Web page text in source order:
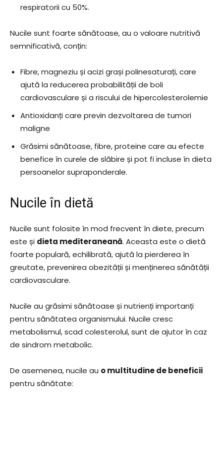
respiratorii cu 50%.
Nucile sunt foarte sănătoase, au o valoare nutritivă
semnificativă, conțin:
Fibre, magneziu și acizi grași polinesaturați, care
ajută la reducerea probabilității de boli
cardiovasculare și a riscului de hipercolesterolemie
Antioxidanți care previn dezvoltarea de tumori
maligne
Grăsimi sănătoase, fibre, proteine care au efecte
benefice în curele de slăbire și pot fi incluse în dieta
persoanelor supraponderale.
Nucile în dietă
Nucile sunt folosite în mod frecvent în diete, precum
este și dieta mediteraneană. Aceasta este o dietă
foarte populară, echilibrată, ajută la pierderea în
greutate, prevenirea obezității și menținerea sănătății
cardiovasculare.
Nucile au grăsimi sănătoase și nutrienți importanți
pentru sănătatea organismului. Nucile cresc
metabolismul, scad colesterolul, sunt de ajutor în caz
de sindrom metabolic.
De asemenea, nucile au o multitudine de beneficii
pentru sănătate: